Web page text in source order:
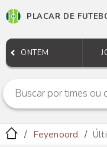
PLACAR DE
ONTEM
Feyenoord